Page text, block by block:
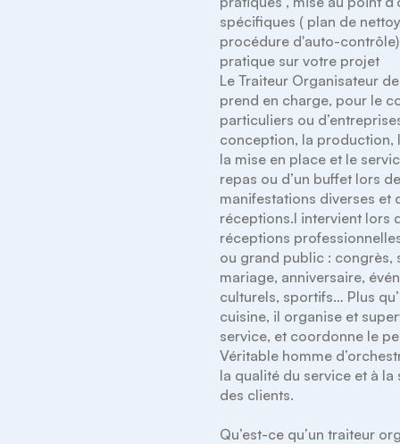
spécifiques ( plan de
procédure d'auto-
pratique sur votre projet
Le Traiteur Organisateur
prend en charge, pour le
particuliers ou
conception, la production,
la mise en place et le
repas ou d’un buffet lors
manifestations diverses et
réceptions.l intervient lors
réceptions
ou grand public : congrès,
mariage, anniversaire,
culturels, sportifs… Plus
cuisine, il organise et
service, et coordonne le
Véritable homme
la qualité du service et à
des clients.
Qu’est-ce qu’un traiteur